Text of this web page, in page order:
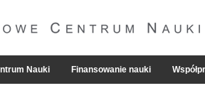
Nauki Finansowanie nauki